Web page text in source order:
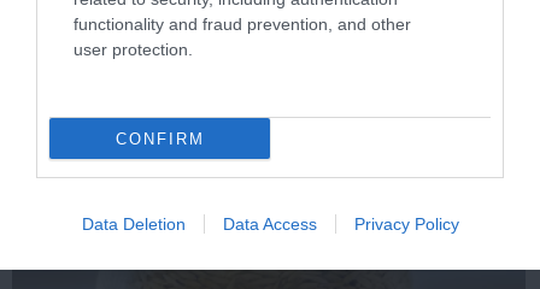
functionality and fraud prevention, and other
user protection.
CONFIRM
Data Deletion Data Access Privacy Policy
5 Hidden Signs You Have Worms Inside Your
Body
75